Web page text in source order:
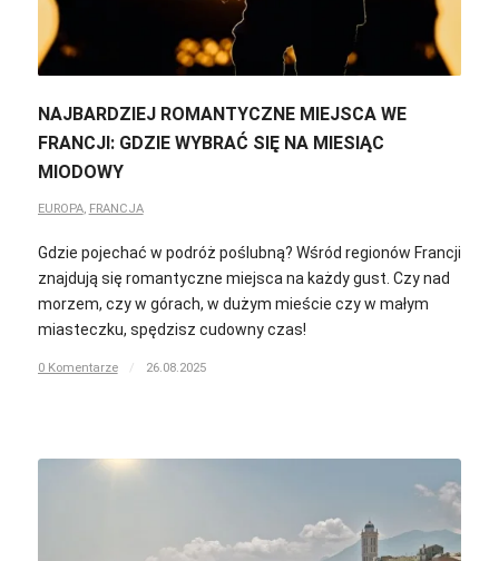
NAJBARDZIEJ ROMANTYCZNE MIEJSCA WE
FRANCJI: GDZIE WYBRAĆ SIĘ NA MIESIĄC
MIODOWY
EUROPA, FRANCJA
Gdzie pojechać w podróż poślubną? Wśród regionów Francji
znajdują się romantyczne miejsca na każdy gust. Czy nad
morzem, czy w górach, w dużym mieście czy w małym
miasteczku, spędzisz cudowny czas!
0 Komentarze / 26.08.2025